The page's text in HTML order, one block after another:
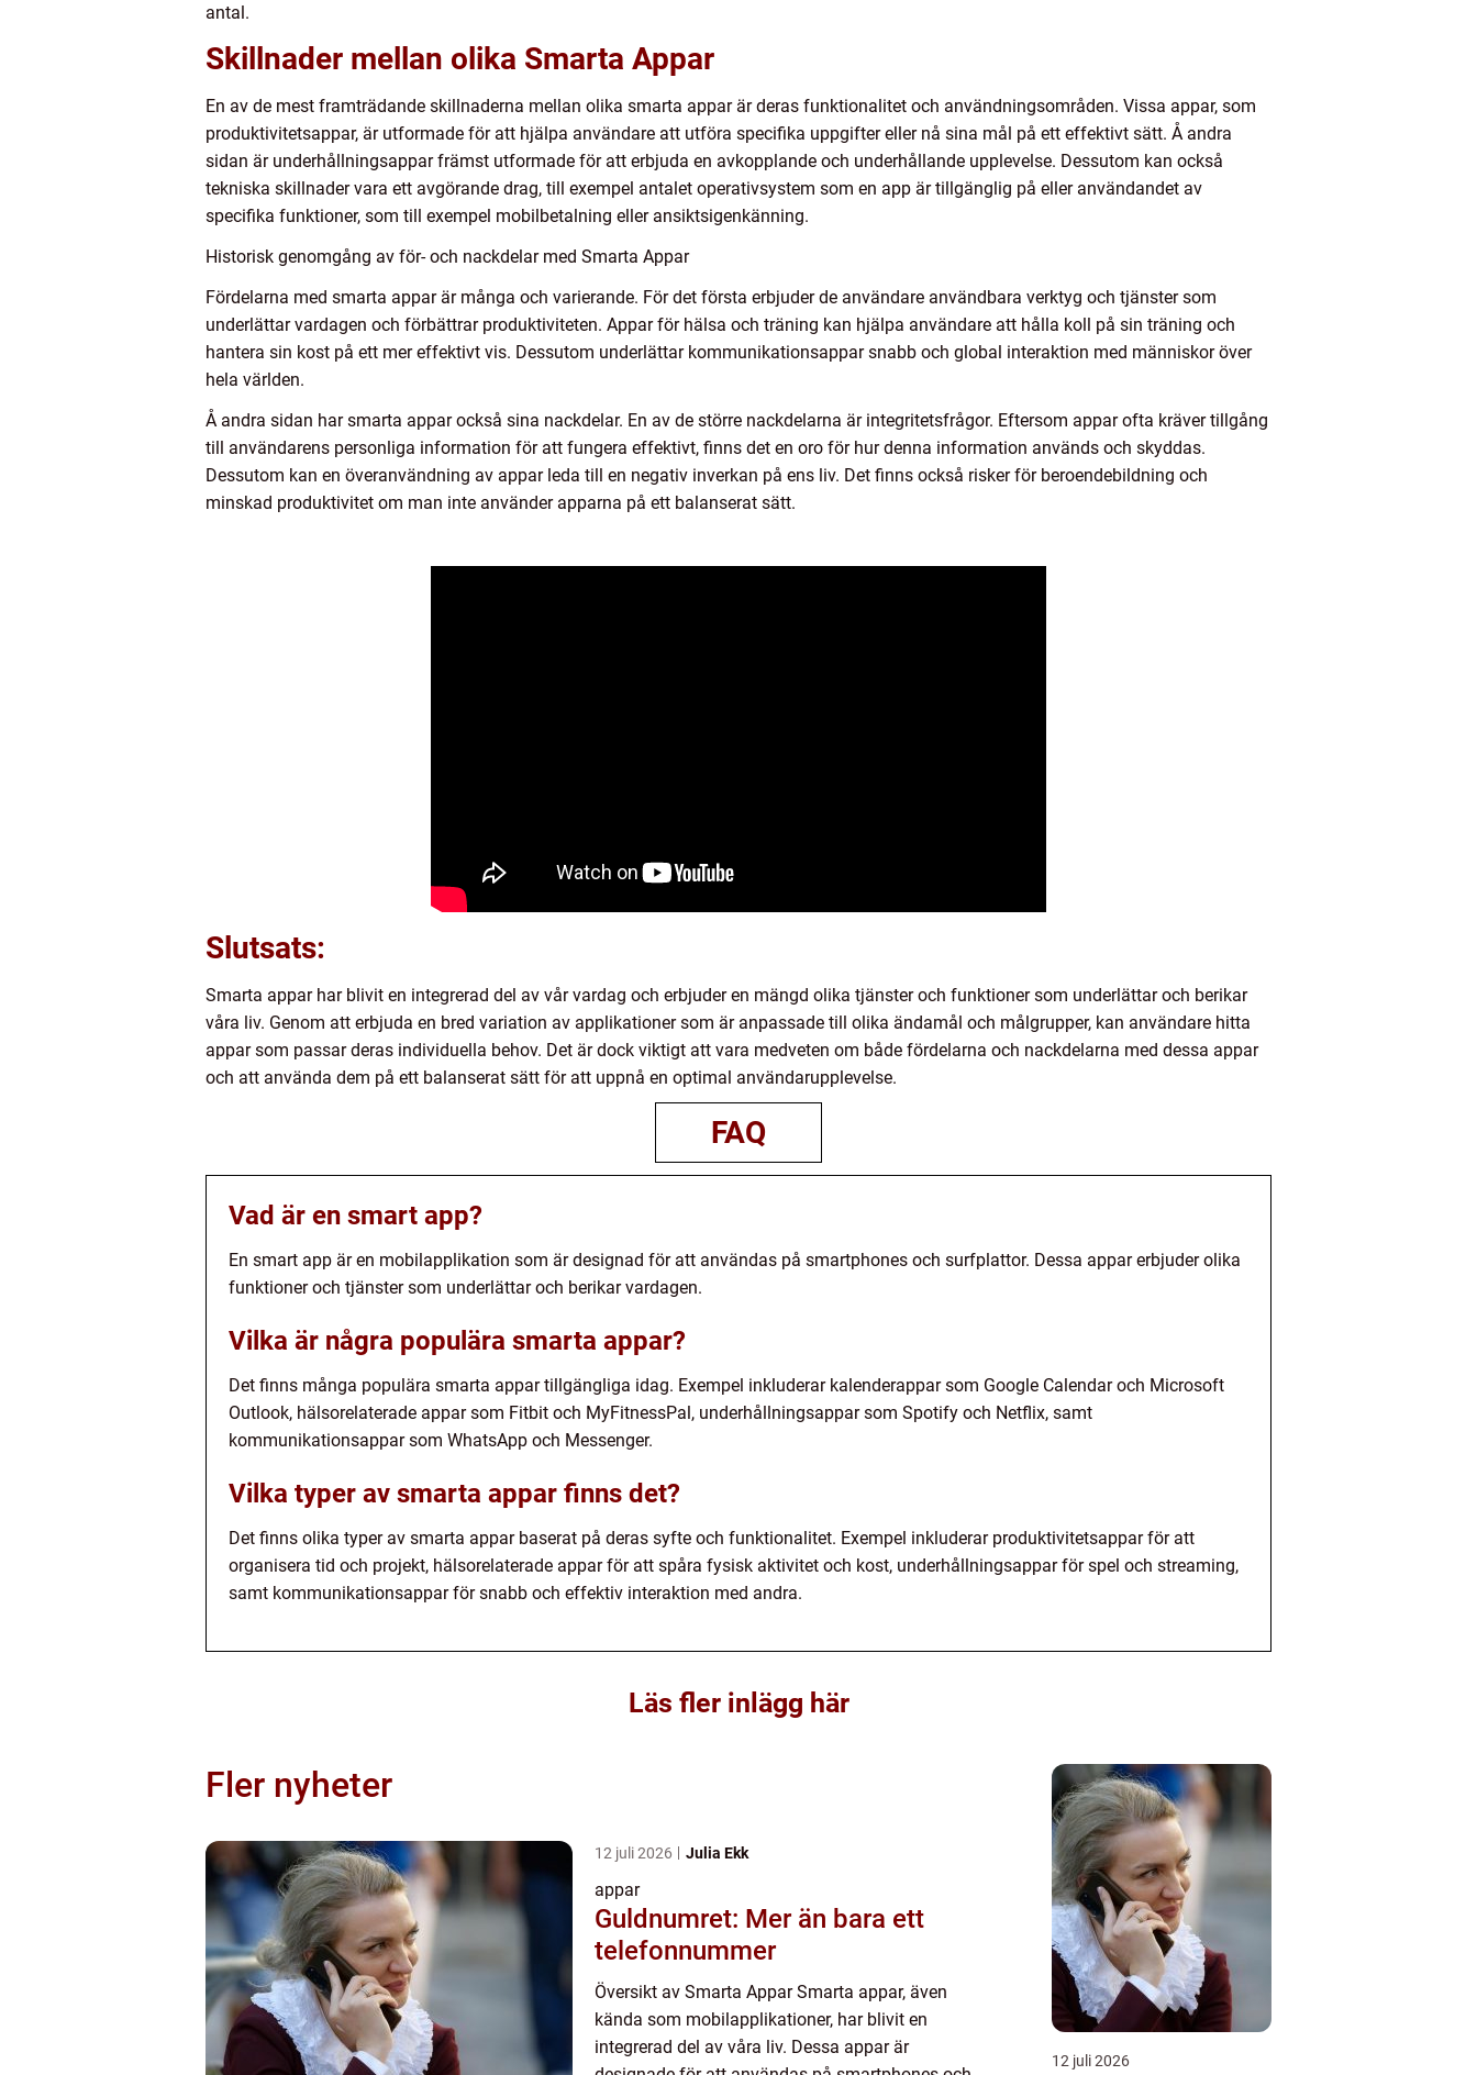
antal.
Skillnader mellan olika Smarta Appar
En av de mest framträdande skillnaderna mellan olika smarta appar är deras funktionalitet och användningsområden. Vissa appar, som
produktivitetsappar, är utformade för att hjälpa användare att utföra specifika uppgifter eller nå sina mål på ett effektivt sätt. Å andra
sidan är underhållningsappar främst utformade för att erbjuda en avkopplande och underhållande upplevelse. Dessutom kan också
tekniska skillnader vara ett avgörande drag, till exempel antalet operativsystem som en app är tillgänglig på eller användandet av
specifika funktioner, som till exempel mobilbetalning eller ansiktsigenkänning.
Historisk genomgång av för- och nackdelar med Smarta Appar
Fördelarna med smarta appar är många och varierande. För det första erbjuder de användare användbara verktyg och tjänster som
underlättar vardagen och förbättrar produktiviteten. Appar för hälsa och träning kan hjälpa användare att hålla koll på sin träning och
hantera sin kost på ett mer effektivt vis. Dessutom underlättar kommunikationsappar snabb och global interaktion med människor över
hela världen.
Å andra sidan har smarta appar också sina nackdelar. En av de större nackdelarna är integritetsfrågor. Eftersom appar ofta kräver tillgång
till användarens personliga information för att fungera effektivt, finns det en oro för hur denna information används och skyddas.
Dessutom kan en överanvändning av appar leda till en negativ inverkan på ens liv. Det finns också risker för beroendebildning och
minskad produktivitet om man inte använder apparna på ett balanserat sätt.
Slutsats:
Smarta appar har blivit en integrerad del av vår vardag och erbjuder en mängd olika tjänster och funktioner som underlättar och berikar
våra liv. Genom att erbjuda en bred variation av applikationer som är anpassade till olika ändamål och målgrupper, kan användare hitta
appar som passar deras individuella behov. Det är dock viktigt att vara medveten om både fördelarna och nackdelarna med dessa appar
och att använda dem på ett balanserat sätt för att uppnå en optimal användarupplevelse.
FAQ
Vad är en smart app?
En smart app är en mobilapplikation som är designad för att användas på smartphones och surfplattor. Dessa appar erbjuder olika
funktioner och tjänster som underlättar och berikar vardagen.
Vilka är några populära smarta appar?
Det finns många populära smarta appar tillgängliga idag. Exempel inkluderar kalenderappar som Google Calendar och Microsoft
Outlook, hälsorelaterade appar som Fitbit och MyFitnessPal, underhållningsappar som Spotify och Netflix, samt
kommunikationsappar som WhatsApp och Messenger.
Vilka typer av smarta appar finns det?
Det finns olika typer av smarta appar baserat på deras syfte och funktionalitet. Exempel inkluderar produktivitetsappar för att
organisera tid och projekt, hälsorelaterade appar för att spåra fysisk aktivitet och kost, underhållningsappar för spel och streaming,
samt kommunikationsappar för snabb och effektiv interaktion med andra.
Läs fler inlägg här
Fler nyheter
12 juli 2026 Julia Ekk
appar
Guldnumret: Mer än bara ett
telefonnummer
Översikt av Smarta Appar Smarta appar, även
kända som mobilapplikationer, har blivit en
integrerad del av våra liv. Dessa appar är
12 juli 2026